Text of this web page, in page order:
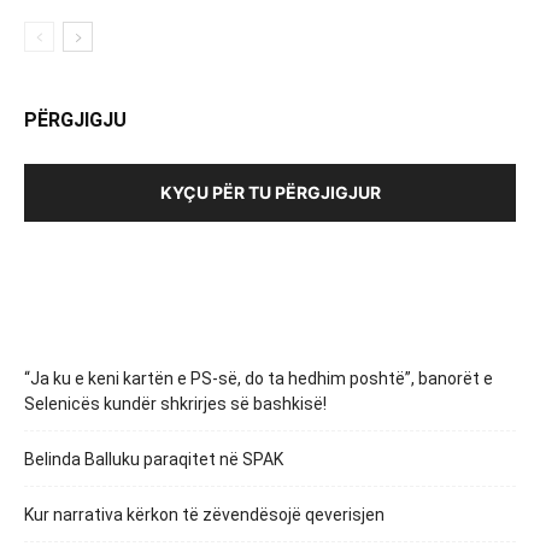
PËRGJIGJU
KYÇU PËR TU PËRGJIGJUR
“Ja ku e keni kartën e PS-së, do ta hedhim poshtë”, banorët e
Selenicës kundër shkrirjes së bashkisë!
Belinda Balluku paraqitet në SPAK
Kur narrativa kërkon të zëvendësojë qeverisjen